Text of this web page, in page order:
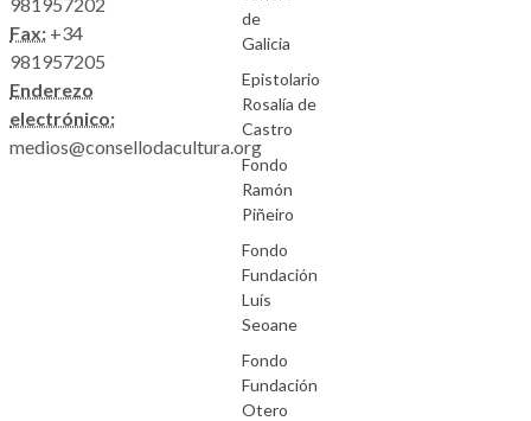
Fax: +34
981957205
Enderezo
electrónico:
medios@consellodacultura.org
de
Galicia
Epistolario
Rosalía de
Castro
Fondo
Ramón
Piñeiro
Fondo
Fundación
Luís
Seoane
Fondo
Fundación
Otero